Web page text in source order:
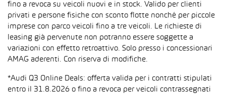
fino a revoca su veicoli nuovi e in stock. Valido per clienti
privati e persone fisiche con sconto flotte nonché per piccole
imprese con parco veicoli fino a tre veicoli. Le richieste di
leasing già pervenute non potranno essere soggette a
variazioni con effetto retroattivo. Solo presso i concessionari
AMAG aderenti. Con riserva di modifiche.
*Audi Q3 Online Deals: offerta valida per i contratti stipulati
entro il 31.8.2026 o fino a revoca per veicoli contrassegnati